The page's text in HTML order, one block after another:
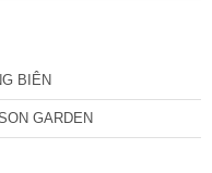
BIÊN
GARDEN